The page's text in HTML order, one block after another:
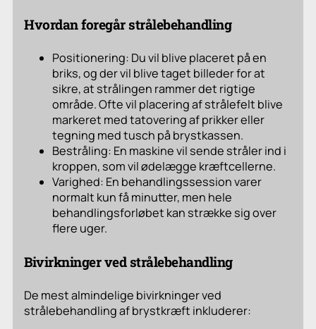
Hvordan foregår strålebehandling
Positionering: Du vil blive placeret på en
briks, og der vil blive taget billeder for at
sikre, at strålingen rammer det rigtige
område. Ofte vil placering af strålefelt blive
markeret med tatovering af prikker eller
tegning med tusch på brystkassen.
Bestråling: En maskine vil sende stråler ind i
kroppen, som vil ødelægge kræftcellerne.
Varighed: En behandlingssession varer
normalt kun få minutter, men hele
behandlingsforløbet kan strække sig over
flere uger.
Bivirkninger ved strålebehandling
De mest almindelige bivirkninger ved
strålebehandling af brystkræft inkluderer: